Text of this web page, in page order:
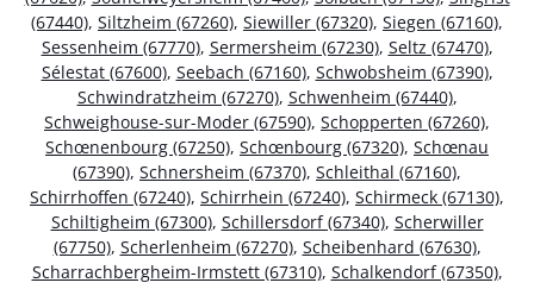
(67440), Siltzheim (67260), Siewiller (67320), Siegen (67160),
Sessenheim (67770), Sermersheim (67230), Seltz (67470),
Sélestat (67600), Seebach (67160), Schwobsheim (67390),
Schwindratzheim (67270), Schwenheim (67440),
Schweighouse-sur-Moder (67590), Schopperten (67260),
Schœnenbourg (67250), Schœnbourg (67320), Schœnau
(67390), Schnersheim (67370), Schleithal (67160),
Schirrhoffen (67240), Schirrhein (67240), Schirmeck (67130),
Schiltigheim (67300), Schillersdorf (67340), Scherwiller
(67750), Scherlenheim (67270), Scheibenhard (67630),
Scharrachbergheim-Irmstett (67310), Schalkendorf (67350),